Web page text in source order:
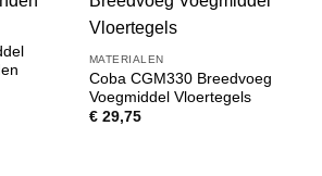
MATERIALEN
Coba CGM330 Breedvoeg
Voegmiddel Vloertegels
€29,75